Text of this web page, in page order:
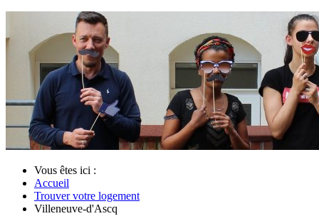
Vous êtes ici :
Accueil
Trouver votre logement
Villeneuve-d'Ascq